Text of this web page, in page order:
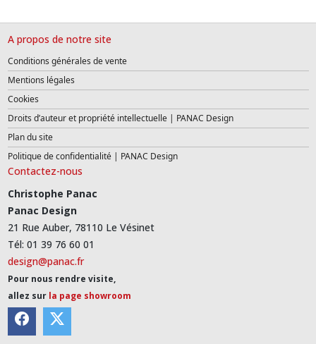
A propos de notre site
Conditions générales de vente
Mentions légales
Cookies
Droits d’auteur et propriété intellectuelle | PANAC Design
Plan du site
Politique de confidentialité | PANAC Design
Contactez-nous
Christophe Panac
Panac Design
21 Rue Auber, 78110 Le Vésinet
Tél: 01 39 76 60 01
design@panac.fr
Pour nous rendre visite,
allez sur la page showroom